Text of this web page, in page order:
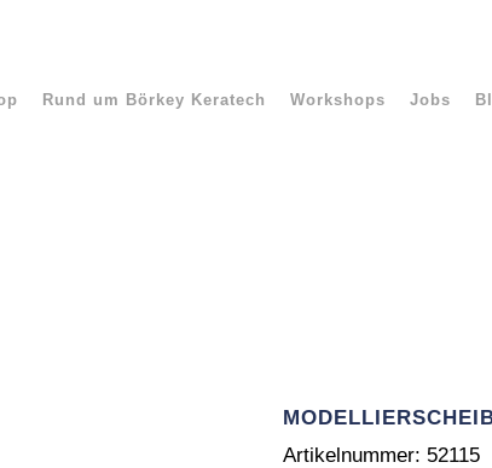
Rund um Börkey Keratech Workshops Jobs
Artikelnummer: 52115